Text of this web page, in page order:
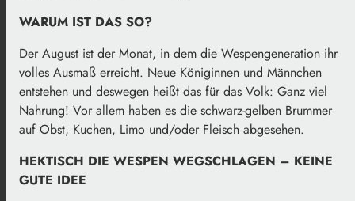
WARUM IST DAS SO?
Der August ist der Monat, in dem die Wespengeneration ihr
volles Ausmaß erreicht. Neue Königinnen und Männchen
entstehen und deswegen heißt das für das Volk: Ganz viel
Nahrung! Vor allem haben es die schwarz-gelben Brummer
auf Obst, Kuchen, Limo und/oder Fleisch abgesehen.
HEKTISCH DIE WESPEN WEGSCHLAGEN – KEINE
GUTE IDEE